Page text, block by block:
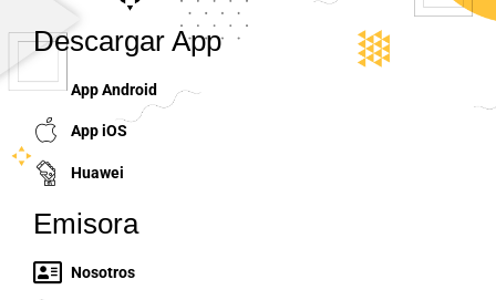
Descargar App
App Android
App iOS
Huawei
Emisora
Nosotros